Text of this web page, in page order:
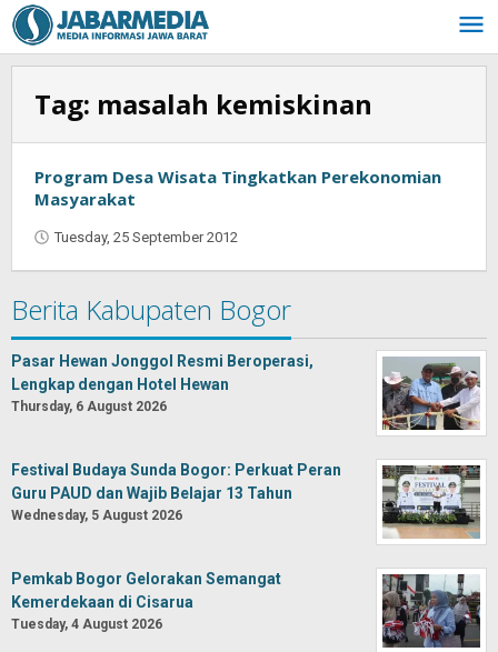
Skip
to
content
Tag: masalah kemiskinan
Program Desa Wisata Tingkatkan Perekonomian
Masyarakat
Tuesday, 25 September 2012
Berita Kabupaten Bogor
Pasar Hewan Jonggol Resmi Beroperasi,
Lengkap dengan Hotel Hewan
Thursday, 6 August 2026
Festival Budaya Sunda Bogor: Perkuat Peran
Guru PAUD dan Wajib Belajar 13 Tahun
Wednesday, 5 August 2026
Pemkab Bogor Gelorakan Semangat
Kemerdekaan di Cisarua
Tuesday, 4 August 2026